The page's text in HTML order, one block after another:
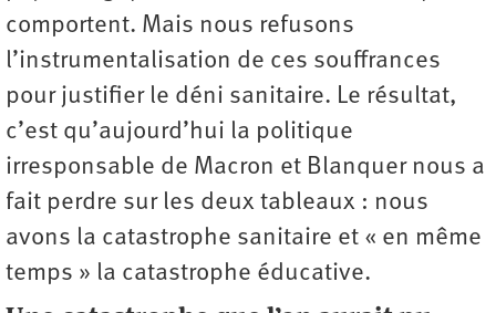
comportent. Mais nous refusons
l’instrumentalisation de ces souffrances
pour justifier le déni sanitaire. Le résultat,
c’est qu’aujourd’hui la politique
irresponsable de Macron et Blanquer nous a
fait perdre sur les deux tableaux : nous
avons la catastrophe sanitaire et « en même
temps » la catastrophe éducative.